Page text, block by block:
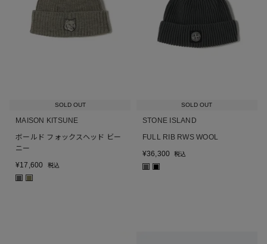
SOLD OUT
MAISON KITSUNE
ボールド フォックスヘッド ビー
ニー
¥17,600 税込
■ ■
SOLD OUT
STONE ISLAND
FULL RIB RWS WOOL
¥36,300 税込
■ ■